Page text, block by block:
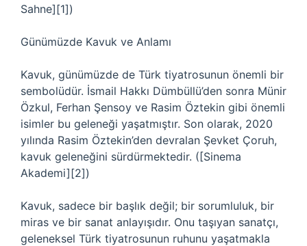
Sahne][1])
Günümüzde Kavuk ve Anlamı
Kavuk, günümüzde de Türk tiyatrosunun önemli bir
sembolüdür. İsmail Hakkı Dümbüllü’den sonra Münir
Özkul, Ferhan Şensoy ve Rasim Öztekin gibi önemli
isimler bu geleneği yaşatmıştır. Son olarak, 2020
yılında Rasim Öztekin’den devralan Şevket Çoruh,
kavuk geleneğini sürdürmektedir. ([Sinema
Akademi][2])
Kavuk, sadece bir başlık değil; bir sorumluluk, bir
miras ve bir sanat anlayışıdır. Onu taşıyan sanatçı,
geleneksel Türk tiyatrosunun ruhunu yaşatmakla